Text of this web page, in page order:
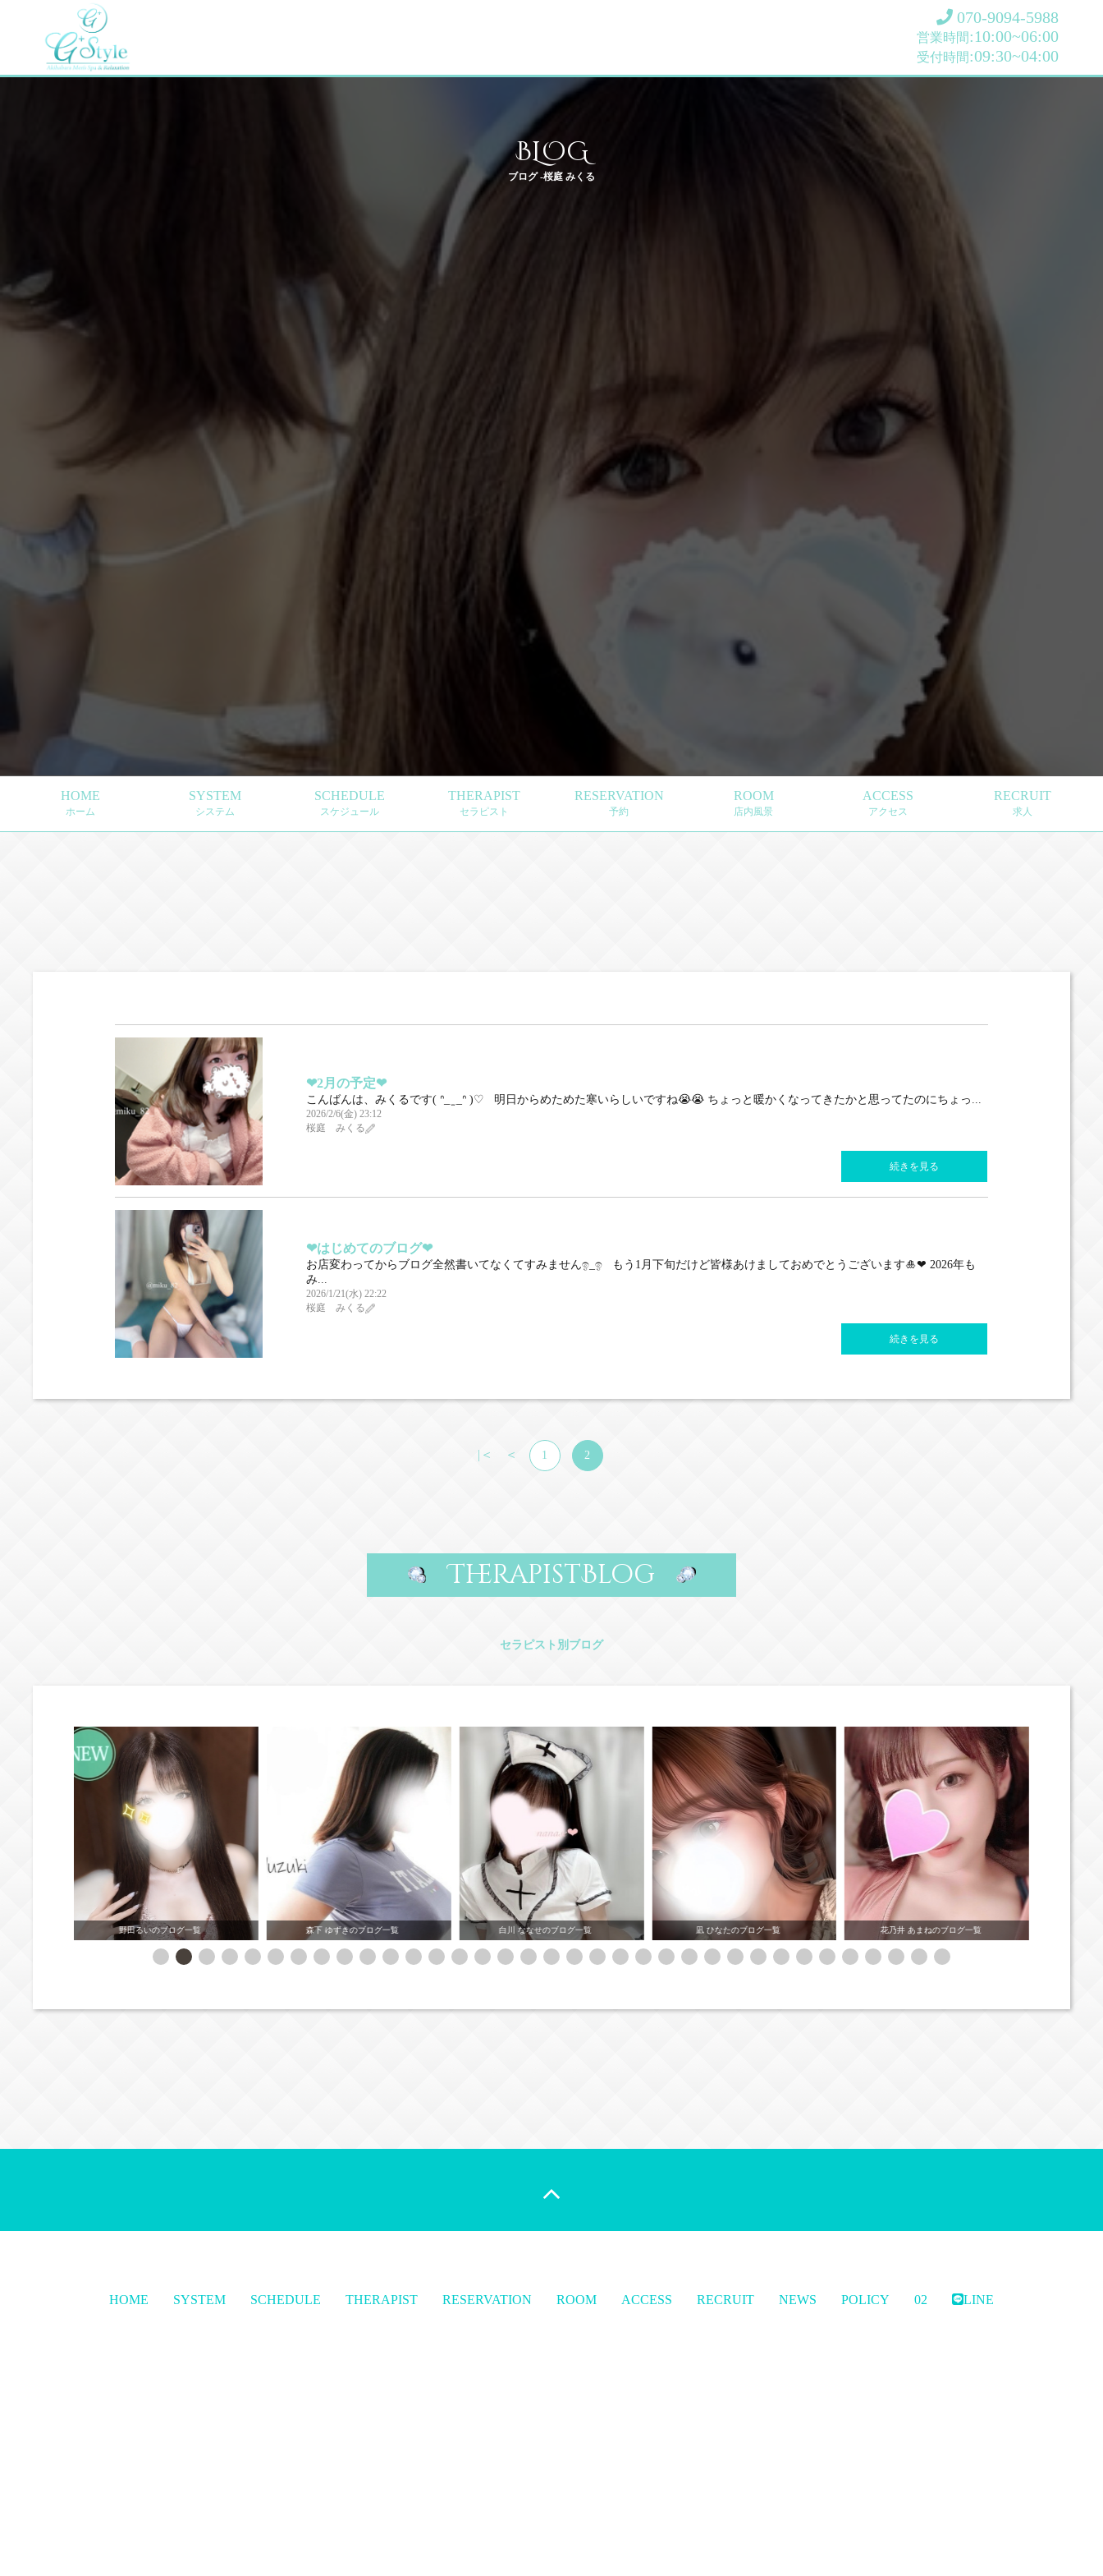
070-9094-5988
営業時間:10:00~06:00
受付時間:09:30~04:00
BLOG
ブログ -桜庭 みくる
HOME
ホーム
SYSTEM
システム
SCHEDULE
スケジュール
THERAPIST
セラピスト
RESERVATION
予約
ROOM
店内風景
ACCESS
アクセス
RECRUIT
求人
‪‪❤︎‬2月の予定‪‪❤︎‬
こんばんは、みくるです( ᐢ_ ̫ _ᐢ )♡ 明日からめためた寒いらしいですね😭😭 ちょっと暖かくなってきたかと思ってたのにちょっ...
2026/2/6(金) 23:12
桜庭 みくる
続きを見る
❤︎はじめてのブログ❤︎
お店変わってからブログ全然書いてなくてすみませんඉ‎_ඉ もう1月下旬だけど皆様あけましておめでとうございます🎍❤︎ 2026年も
み...
2026/1/21(水) 22:22
桜庭 みくる
続きを見る
|＜ ＜ 1 2
TherapistBlog
セラピスト別ブログ
森下 ゆずきのブログ一覧 白川 ななせのブログ一覧 凪 ひなたのブログ一覧 花乃井 あまねのブログ一覧 白宮 みゆうのブログ一覧
HOME SYSTEM SCHEDULE THERAPIST RESERVATION ROOM ACCESS RECRUIT NEWS POLICY 02 LINE